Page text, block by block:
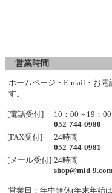
営業時間
ホームページ・E-mail・お電
す。
[電話受付]
10：00～19：00
052-744-0980
[FAX受付]
24時間
052-744-0981
[メール受付] 24時間
shop@mid-
営業日：年中無休(年末年始